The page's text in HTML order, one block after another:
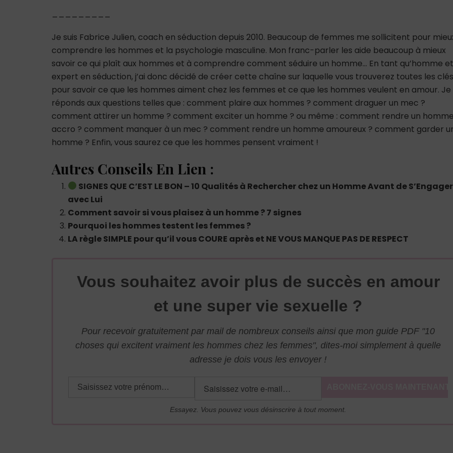
Je suis Fabrice Julien, coach en séduction depuis 2010. Beaucoup de femmes me sollicitent pour
comprendre les hommes et la psychologie masculine. Mon franc-parler les aide beaucoup à mieux
savoir ce qui plaît aux hommes et à comprendre comment séduire un homme… En tant qu’homme et
expert en séduction, j’ai donc décidé de créer cette chaîne sur laquelle vous trouverez toutes les clés
pour savoir ce que les hommes aiment chez les femmes et ce que les hommes veulent en amour. Je
réponds aux questions telles que : comment plaire aux hommes ? comment draguer un mec ?
comment attirer un homme ? comment exciter un homme ? ou même : comment rendre un homme
accro ? comment manquer à un mec ? comment rendre un homme amoureux ? comment garder
homme ? Enfin, vous saurez ce que les hommes pensent vraiment !
Autres Conseils En Lien :
SIGNES QUE C’EST LE BON – 10 Qualités à Rechercher chez un Homme Avant de S’Engager
avec Lui
Comment savoir si vous plaisez à un homme ? 7 signes
Pourquoi les hommes testent les femmes ?
LA règle SIMPLE pour qu’il vous COURE après et NE VOUS MANQUE PAS DE RESPECT
Vous souhaitez avoir plus de succès en amour
et une super vie sexuelle ?
Pour recevoir gratuitement par mail de nombreux conseils ainsi que mon guide PDF "10
choses qui excitent vraiment les hommes chez les femmes", dites-moi simplement à quelle
adresse je dois vous les envoyer !
Essayez. Vous pouvez vous désinscrire à tout moment.